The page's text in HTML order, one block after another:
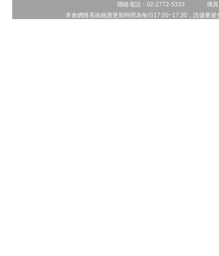
聯絡電話：02-2772-5333 傳
本會網路系統維護更新時間為每日17:00~17:30，請儘量